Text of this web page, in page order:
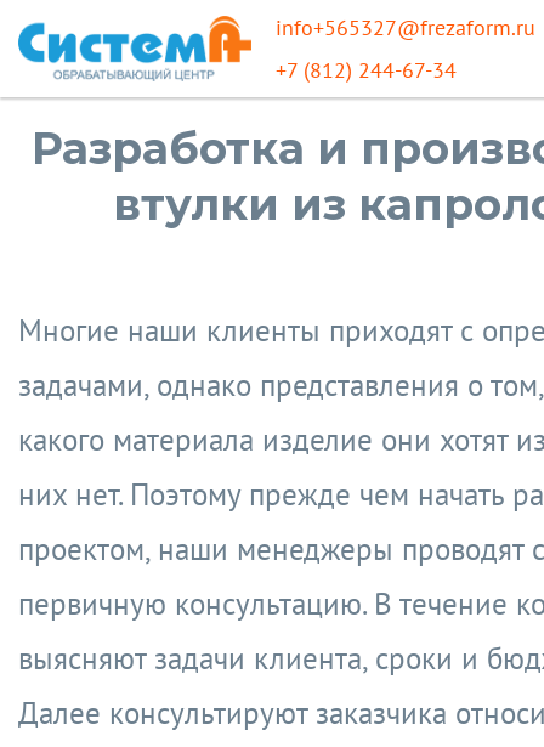
info+565327@frezaform.ru
+7 (812) 244-67-34
Разработка и
втулки из
Многие наши клиенты приходят с
задачами, однако представления о
какого материала изделие они хотят
них нет. Поэтому прежде чем начать
проектом, наши менеджеры проводят
первичную консультацию. В течение
выясняют задачи клиента, сроки и
Далее консультируют заказчика